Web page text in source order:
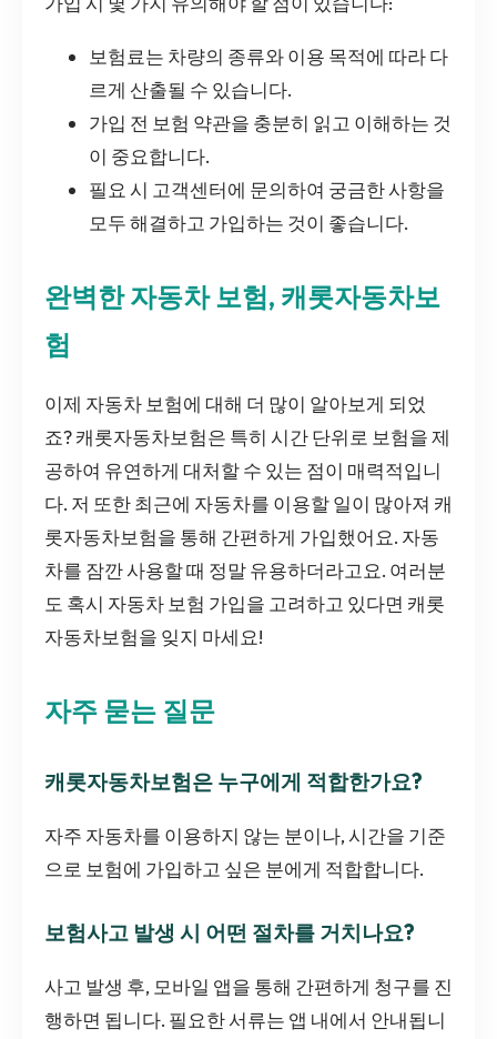
보험료는 차량의 종류와 이용 목적에 따라 다
르게 산출될 수 있습니다.
가입 전 보험 약관을 충분히 읽고 이해하는 것
이 중요합니다.
필요 시 고객센터에 문의하여 궁금한 사항을
모두 해결하고 가입하는 것이 좋습니다.
완벽한 자동차 보험, 캐롯자동차보
험
이제 자동차 보험에 대해 더 많이 알아보게 되었
죠? 캐롯자동차보험은 특히 시간 단위로 보험을 제
공하여 유연하게 대처할 수 있는 점이 매력적입니
다. 저 또한 최근에 자동차를 이용할 일이 많아져 캐
롯자동차보험을 통해 간편하게 가입했어요. 자동
차를 잠깐 사용할 때 정말 유용하더라고요. 여러분
도 혹시 자동차 보험 가입을 고려하고 있다면 캐롯
자동차보험을 잊지 마세요!
자주 묻는 질문
캐롯자동차보험은 누구에게 적합한가요?
자주 자동차를 이용하지 않는 분이나, 시간을 기준
으로 보험에 가입하고 싶은 분에게 적합합니다.
보험사고 발생 시 어떤 절차를 거치나요?
사고 발생 후, 모바일 앱을 통해 간편하게 청구를 진
행하면 됩니다. 필요한 서류는 앱 내에서 안내됩니